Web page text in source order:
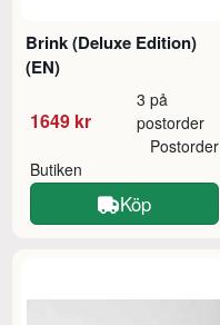
Brink (Deluxe Edition)
(EN)
1649 kr
3 på
postorder
Butiken
Postorder
Köp